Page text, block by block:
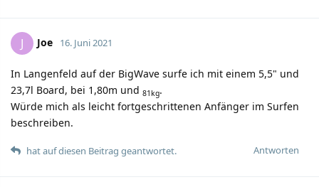
J Joe 16. Juni 2021
In Langenfeld auf der BigWave surfe ich mit einem 5,5" und
23,7l Board, bei 1,80m und 81kg.
Würde mich als leicht fortgeschrittenen Anfänger im Surfen
beschreiben.
Antworten
hat auf diesen Beitrag geantwortet.